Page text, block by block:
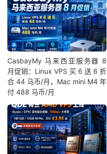
CasbayMy 马来西亚服务器 8
月促销：Linux VPS 买 6 送 6 折
合 44 马币/月，Mac mini M4 年
付 488 马币/月